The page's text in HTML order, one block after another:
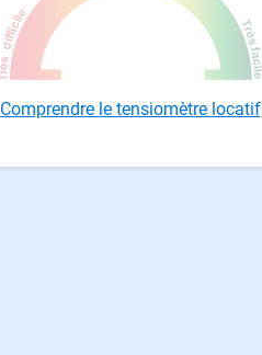
Comprendre le tensiomètre locatif